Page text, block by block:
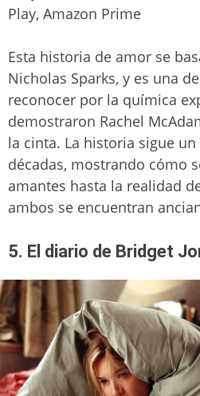
Play, Amazon Prime
Esta historia de amor se
Nicholas Sparks, y es una
reconocer por la química
demostraron Rachel
la cinta. La historia sigue
décadas, mostrando cómo
amantes hasta la realidad
ambos se encuentran
5. El diario de Bridget